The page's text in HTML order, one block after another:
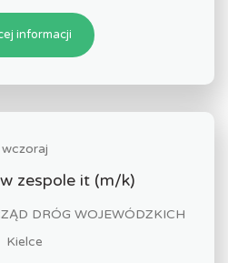
informacji
wczoraj
zespole it (m/k)
DRÓG WOJEWÓDZKICH
Kielce